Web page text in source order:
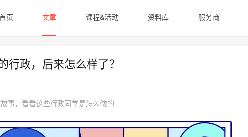
页 文章 课程&活动 资料库 服务商
行政，后来怎么样了？
事，看看这些行政同学是怎么做的